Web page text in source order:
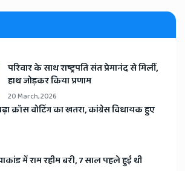
​परिवार के साथ राष्ट्रपति संत प्रेमानंद से मिलीं,
हाथ जोड़कर किया प्रणाम
20 March, 2026
क्रॉस वोटिंग का खतरा, कांग्रेस विधायक हुए
में राम रहीम बरी, 7 साल पहले हुई थी